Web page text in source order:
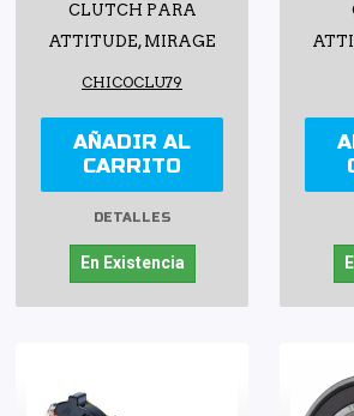
CLUTCH PARA
ATTITUDE, MIRAGE
CHICOCLU79
AÑADIR AL
CARRITO
DETALLES
En Existencia